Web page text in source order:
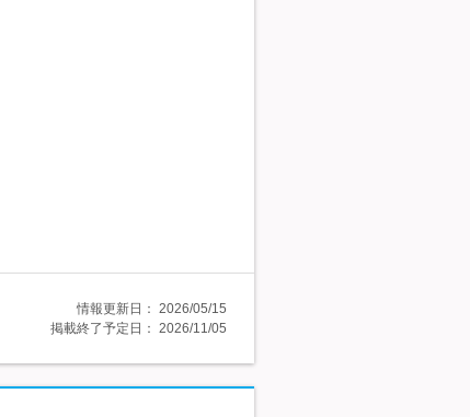
情報更新日： 2026/05/15
掲載終了予定日： 2026/11/05